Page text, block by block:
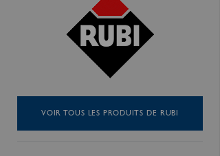
VOIR TOUS LES PRODUITS DE RUBI